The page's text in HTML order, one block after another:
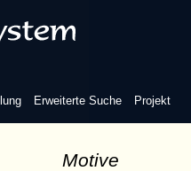
Erweiterte Suche Projekt
Motive